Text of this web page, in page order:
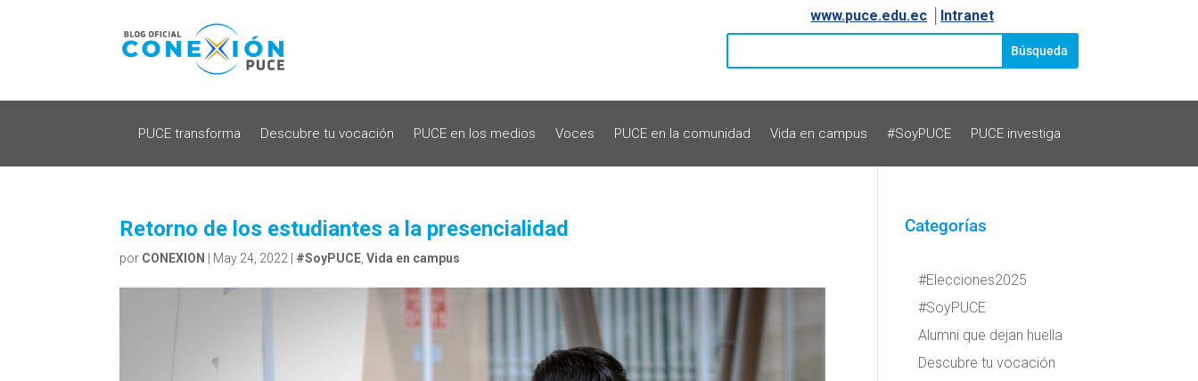
www.puce.edu.ec Intranet
PUCE transforma Descubre tu vocación PUCE en los medios Voces PUCE en la comunidad Vida en campus #SoyPUCE PUCE investiga
Retorno de los estudiantes a la presencialidad
por CONEXION May 24, 2022 #SoyPUCE,Vida en campus
Categorías
#Elecciones2025
#SoyPUCE
Alumni que dejan huella
Descubre tu vocación